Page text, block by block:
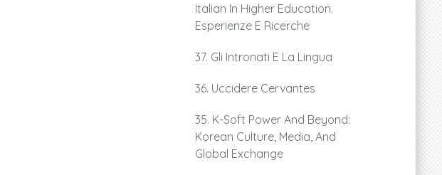
Italian In Higher Education.
Esperienze E Ricerche
37. Gli Intronati E La Lingua
36. Uccidere Cervantes
35. K-Soft Power And Beyond:
Korean Culture, Media, And
Global Exchange